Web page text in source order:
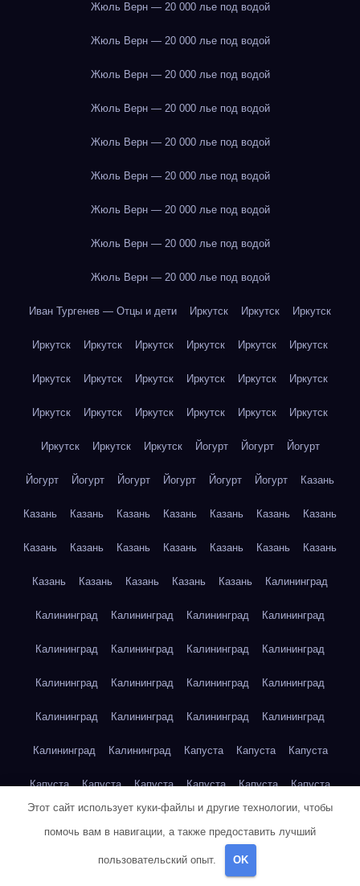
Жюль Верн — 20 000 лье под водой
Жюль Верн — 20 000 лье под водой
Жюль Верн — 20 000 лье под водой
Жюль Верн — 20 000 лье под водой
Жюль Верн — 20 000 лье под водой
Жюль Верн — 20 000 лье под водой
Жюль Верн — 20 000 лье под водой
Жюль Верн — 20 000 лье под водой
Жюль Верн — 20 000 лье под водой
Иван Тургенев — Отцы и дети Иркутск Иркутск Иркутск
Иркутск Иркутск Иркутск Иркутск Иркутск Иркутск
Иркутск Иркутск Иркутск Иркутск Иркутск Иркутск
Иркутск Иркутск Иркутск Иркутск Иркутск Иркутск
Иркутск Иркутск Иркутск Йогурт Йогурт Йогурт
Йогурт Йогурт Йогурт Йогурт Йогурт Йогурт Казань
Казань Казань Казань Казань Казань Казань Казань
Казань Казань Казань Казань Казань Казань Казань
Казань Казань Казань Казань Казань Калининград
Калининград Калининград Калининград Калининград
Калининград Калининград Калининград Калининград
Калининград Калининград Калининград Калининград
Калининград Калининград Калининград Калининград
Калининград Калининград Капуста Капуста Капуста
Капуста Капуста Капуста Капуста Капуста Капуста
Этот сайт использует куки-файлы и другие технологии, чтобы
помочь вам в навигации, а также предоставить лучший
пользовательский опыт. OK